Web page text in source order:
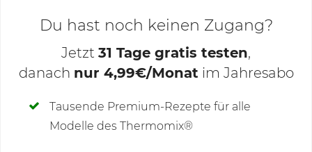
Deine Notizen
Du hast noch keinen Zugang?
Jetzt 31 Tage gratis testen,
danach nur 4,99€/Monat im Jahresabo
Tausende Premium-Rezepte für alle
Modelle des Thermomix®